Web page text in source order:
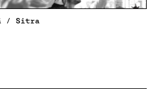
/ Sitra